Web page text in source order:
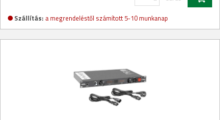
Szállítás: a megrendeléstől számított 5-10 munkanap